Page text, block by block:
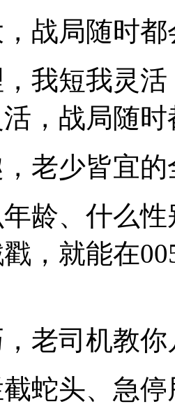
，战局随时
我短我灵
，战局随
，老少皆宜
龄、什么
，就能在
，老司机教
蛇头、急